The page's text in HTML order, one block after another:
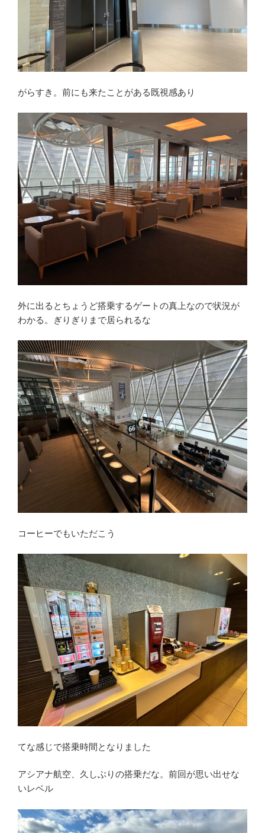
がらすき。前にも来たことがある既視感あり
外に出るとちょうど搭乗するゲートの真上なので状況が
わかる。ぎりぎりまで居られるな
コーヒーでもいただこう
てな感じで搭乗時間となりました
アシアナ航空、久しぶりの搭乗だな。前回が思い出せな
いレベル